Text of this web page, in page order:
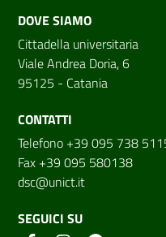
DOVE SIAMO
Cittadella universitaria
Viale Andrea Doria, 6
95125 - Catania
CONTATTI
Telefono +39 095 738
Fax +39 095 580138
dsc@unict.it
SEGUICI SU